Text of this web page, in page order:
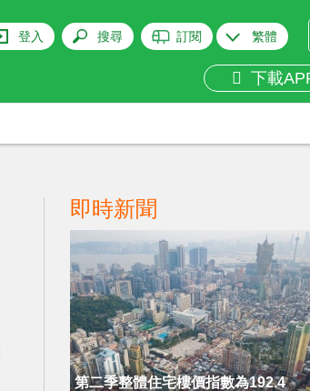
登入 搜尋 訂閱 繁體
下載
即時新聞
第二季整體住宅樓價指數為192.4